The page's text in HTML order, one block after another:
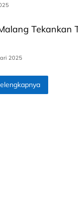
Tekankan
2025